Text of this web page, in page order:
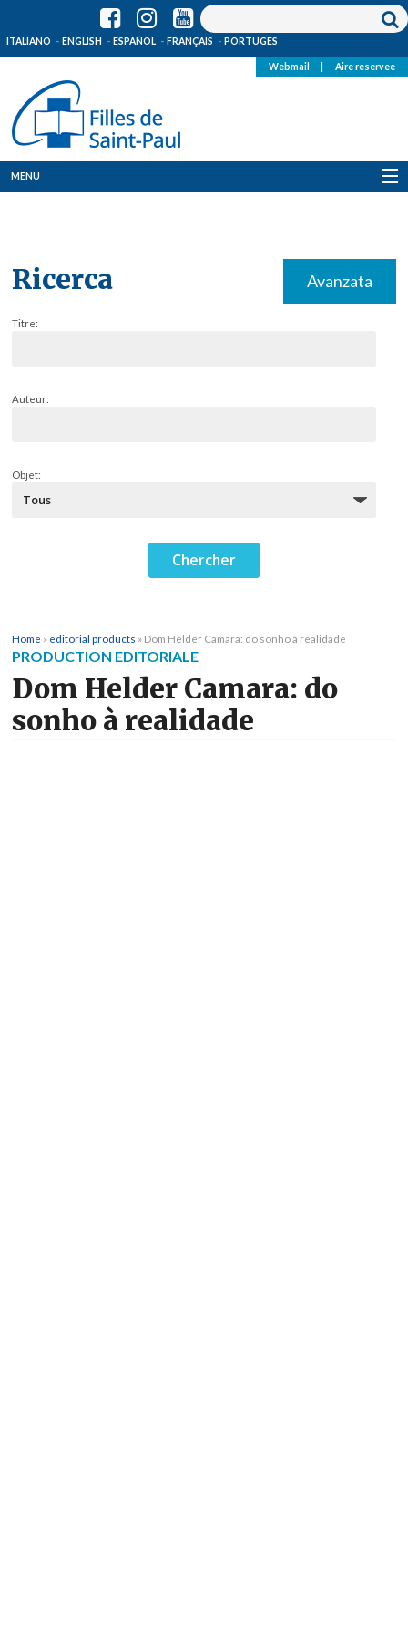
ITALIANO ENGLISH ESPAÑOL FRANÇAIS PORTUGÊS
Webmail Aire reservee
MENU
Ricerca Avanzata
Titre:
Auteur:
Objet:
Home » editorial products » Dom Helder Camara: do sonho à realidade
PRODUCTION EDITORIALE
Dom Helder Camara: do
sonho à realidade